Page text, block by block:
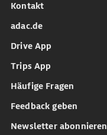
Kontakt
adac.de
Drive App
Trips App
Häufige Fragen
Feedback geben
Newsletter abonnieren